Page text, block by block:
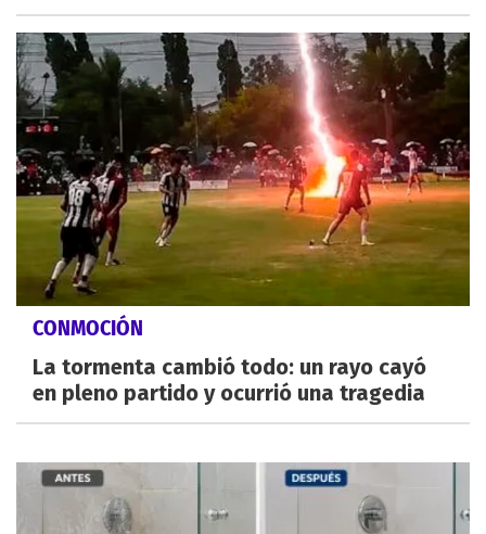
CONMOCIÓN
La tormenta cambió todo: un rayo cayó
en pleno partido y ocurrió una tragedia